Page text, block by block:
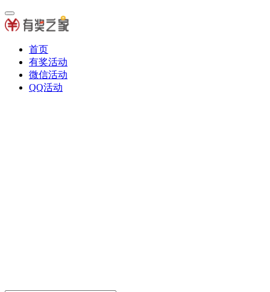
首页
有奖活动
微信活动
QQ活动